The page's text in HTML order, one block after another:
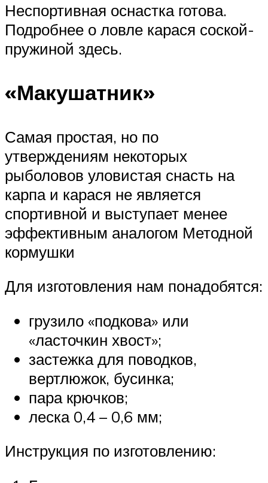
Неспортивная оснастка готова.
Подробнее о ловле карася соской-
пружиной здесь.
«Макушатник»
Самая простая, но по
утверждениям некоторых
рыболовов уловистая снасть на
карпа и карася не является
спортивной и выступает менее
эффективным аналогом Методной
кормушки
Для изготовления нам понадобятся:
грузило «подкова» или
«ласточкин хвост»;
застежка для поводков,
вертлюжок, бусинка;
пара крючков;
леска 0,4 – 0,6 мм;
Инструкция по изготовлению: